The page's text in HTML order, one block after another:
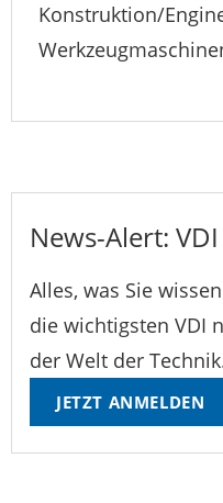
Konstruktion/
News-Alert:
Alles, was Sie
die wichtigsten VDI
der Welt der
JETZT ANMELDEN